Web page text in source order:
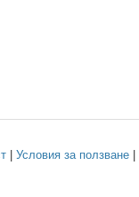
Условия за ползване